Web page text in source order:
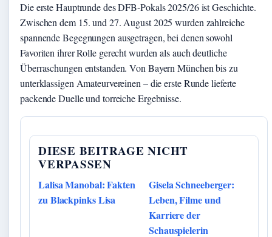
Die erste Hauptrunde des DFB-Pokals 2025/26 ist Geschichte.
Zwischen dem 15. und 27. August 2025 wurden zahlreiche
spannende Begegnungen ausgetragen, bei denen sowohl
Favoriten ihrer Rolle gerecht wurden als auch deutliche
Überraschungen entstanden. Von Bayern München bis zu
unterklassigen Amateurvereinen – die erste Runde lieferte
packende Duelle und torreiche Ergebnisse.
DIESE BEITRAGE NICHT
VERPASSEN
Lalisa Manobal: Fakten
zu Blackpinks Lisa
Gisela Schneeberger:
Leben, Filme und
Karriere der
Schauspielerin